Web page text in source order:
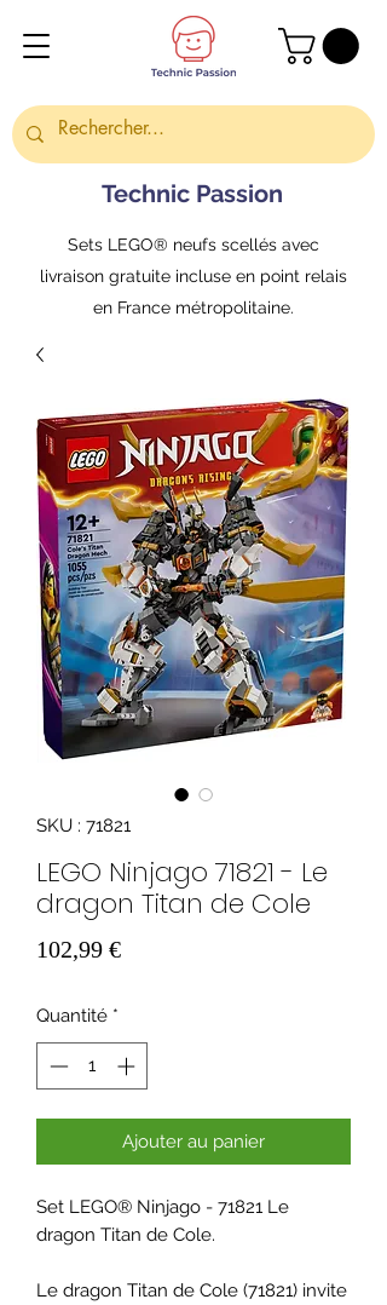
Technic Passion
Sets LEGO® neufs scellés avec
livraison gratuite incluse en point relais
en France métropolitaine.
SKU : 71821
LEGO Ninjago 71821 - Le
dragon Titan de Cole
102,99 €Prix
Quantité *
Ajouter au panier
Set LEGO® Ninjago - 71821 Le
dragon Titan de Cole.
Le dragon Titan de Cole (71821) invite